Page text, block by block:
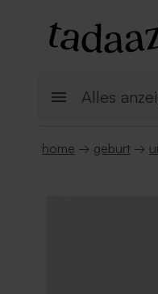
Alles
home → geburt →